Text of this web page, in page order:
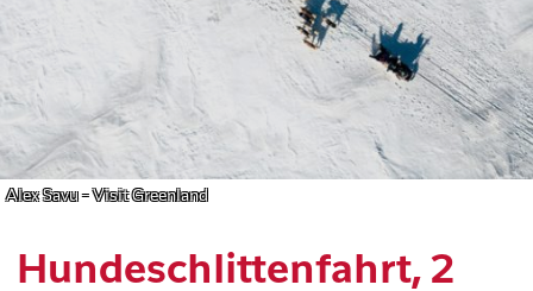
Alex Savu - Visit Greenland
Hundeschlittenfahrt, 2